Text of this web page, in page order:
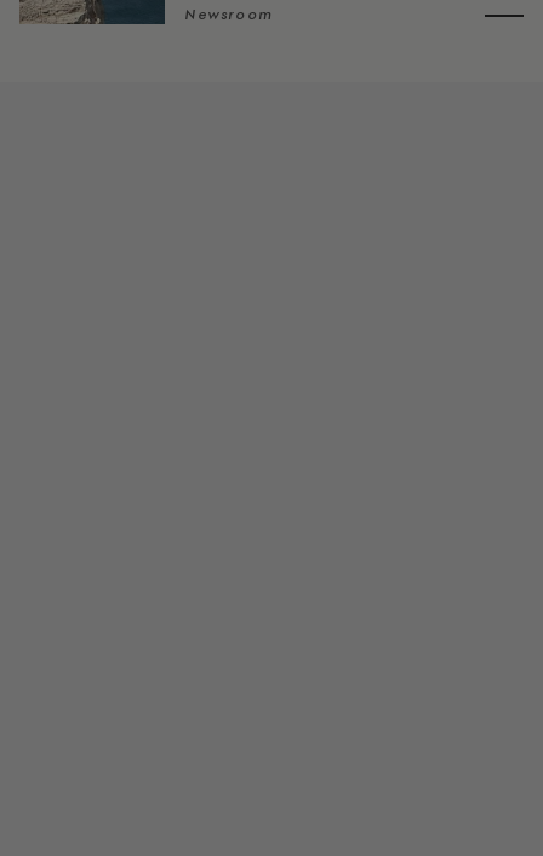
Newsroom